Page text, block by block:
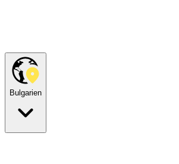
Bulgarien